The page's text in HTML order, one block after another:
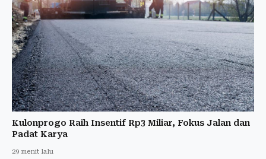
Kulonprogo Raih Insentif Rp3 Miliar, Fokus Jalan dan
Padat Karya
29 menit lalu